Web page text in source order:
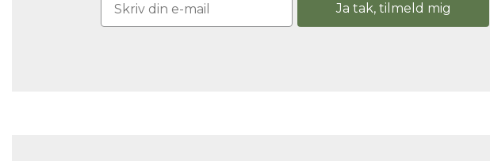
Ja tak, tilmeld mig